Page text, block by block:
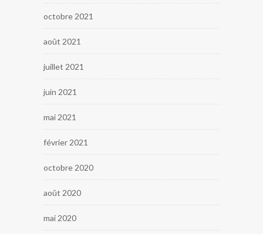
octobre 2021
août 2021
juillet 2021
juin 2021
mai 2021
février 2021
octobre 2020
août 2020
mai 2020